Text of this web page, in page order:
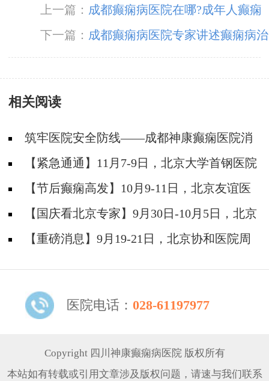
上一篇： 成都癫痫病医院在哪?成年人癫痫
怎样检查诊断
下一篇： 成都癫痫病医院专家讲述癫痫病治
疗
相关阅读
筑牢医院安全防线——成都神康癫痫医院消
防安全培训纪实
【紧急通通】11月7-9日，北京大学首钢医院
神经内科胡颖教授亲临成都会诊，破解癫痫疑难
【节后癫痫高发】10月9-11日，北京友谊医
院陈葵博士免费会诊+治疗援助，破解癫痫难
题！
【国庆看北京专家】9月30日-10月5日，北京
天坛&首钢医院两大专家蓉城亲诊+癫痫大额救
【重磅消息】9月19-21日，北京协和医院周
线！
医院电话： 028-61197977
Copyright 四川神康癫痫病医院 版权所有
本站如有转载或引用文章涉及版权问题，请速与我们联系